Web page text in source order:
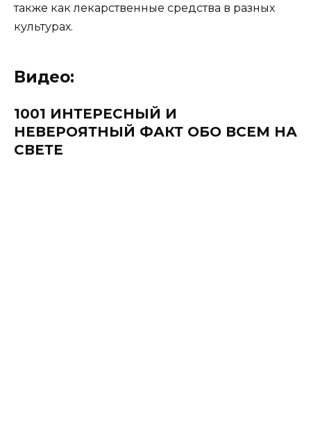
также как лекарственные средства в разных
культурах.
Видео:
1001 ИНТЕРЕСНЫЙ И
НЕВЕРОЯТНЫЙ ФАКТ ОБО ВСЕМ НА
СВЕТЕ